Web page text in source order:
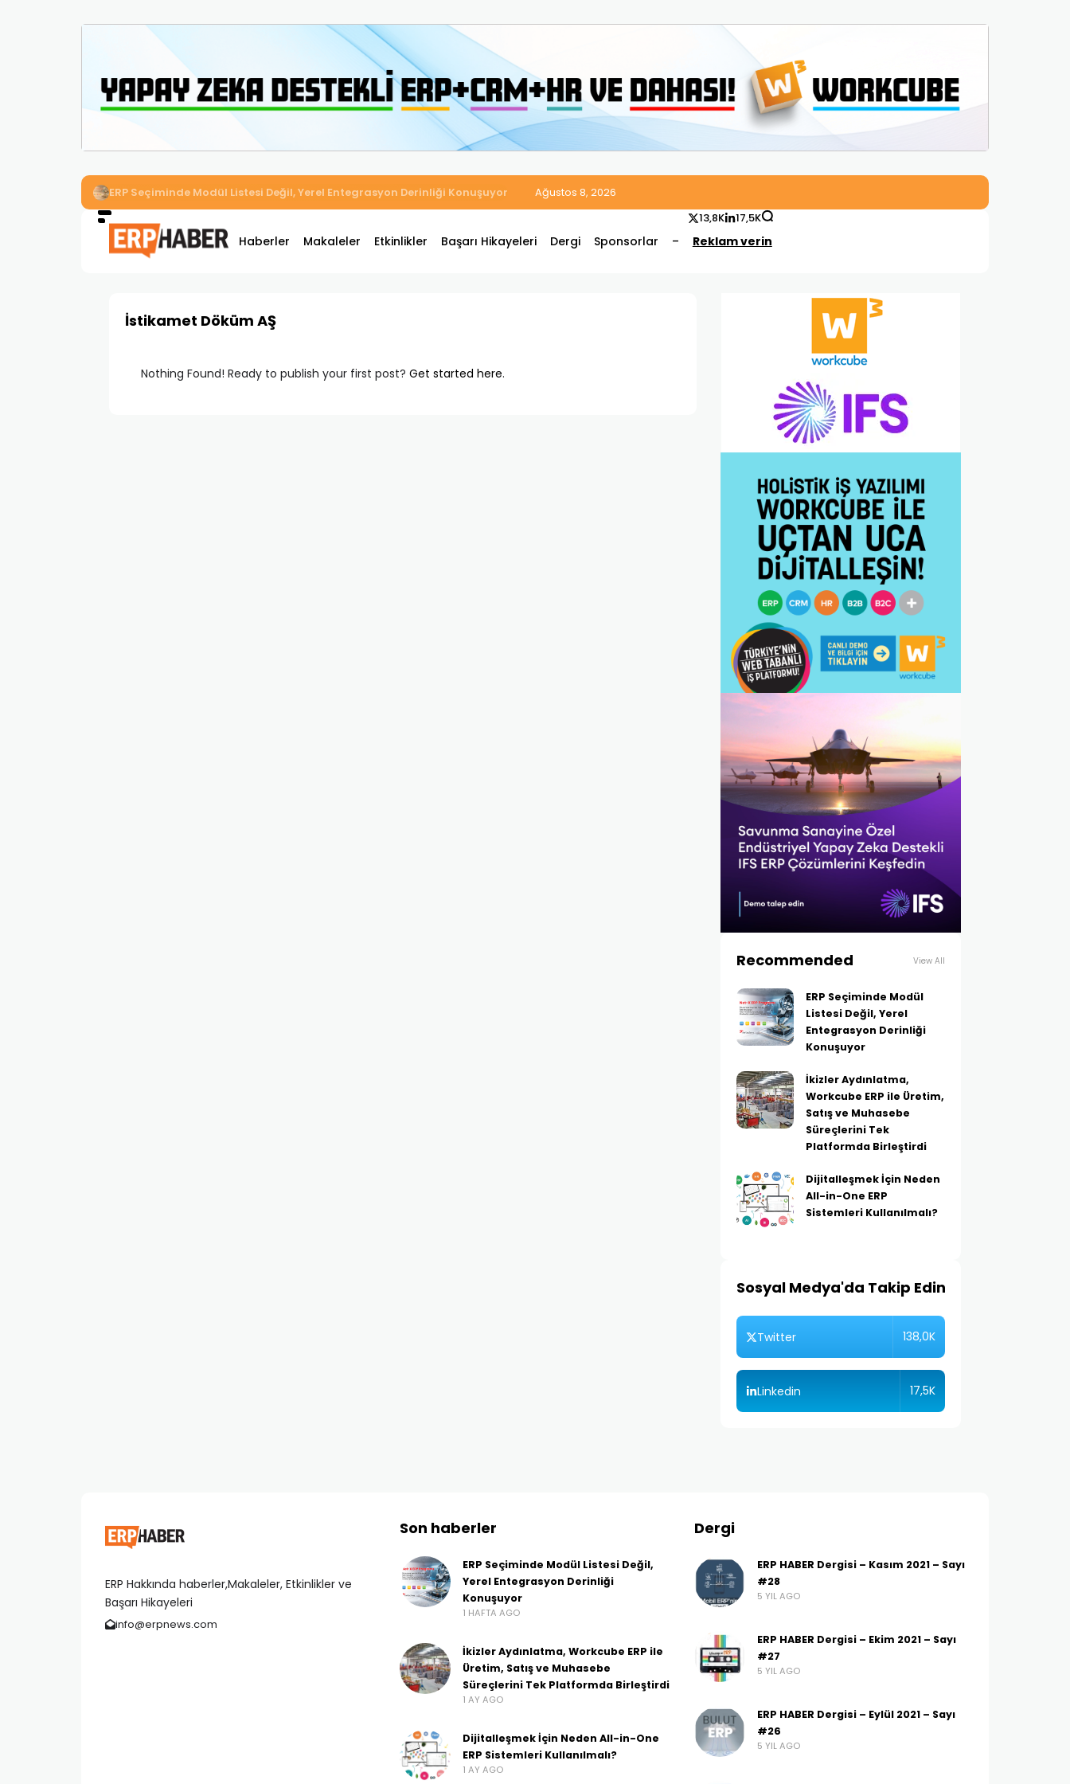
İkizler Aydınlatma, Workcube ERP ile Üretim, Satış ve Muhasebe Süreçlerini Tek Platformda Birleştirdi
Ağustos 8, 2026
Haberler Makaleler Etkinlikler Başarı Hikayeleri Dergi Sponsorlar – Reklam verin
13,8K 17,5K
İstikamet Döküm AŞ
Nothing Found! Ready to publish your first post? Get started here.
Recommended View All
ERP Seçiminde Modül
Listesi Değil, Yerel
Entegrasyon Derinliği
Konuşuyor
İkizler Aydınlatma,
Workcube ERP ile Üretim,
Satış ve Muhasebe
Süreçlerini Tek
Platformda Birleştirdi
Dijitalleşmek İçin Neden
All-in-One ERP
Sistemleri Kullanılmalı?
Sosyal Medya'da Takip Edin
Twitter 138,0K
Linkedin 17,5K
ERP Hakkında haberler,Makaleler, Etkinlikler ve
Başarı Hikayeleri
info@erpnews.com
Son haberler
ERP Seçiminde Modül Listesi Değil,
Yerel Entegrasyon Derinliği
Konuşuyor
1 HAFTA AGO
İkizler Aydınlatma, Workcube ERP ile
Üretim, Satış ve Muhasebe
Süreçlerini Tek Platformda Birleştirdi
1 AY AGO
Dijitalleşmek İçin Neden All-in-One
ERP Sistemleri Kullanılmalı?
1 AY AGO
Dergi
ERP HABER Dergisi – Kasım 2021 – Sayı
#28
5 YIL AGO
ERP HABER Dergisi – Ekim 2021 – Sayı
#27
5 YIL AGO
ERP HABER Dergisi – Eylül 2021 – Sayı
#26
5 YIL AGO